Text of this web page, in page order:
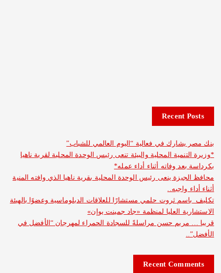
Recent
في فعالية “اليوم العالمي للشباب”
المحلية والبيئة تنعى رئيس الوحدة المحلية لقرية ناهيا
وفاته أثناء أداء عمله*
ينعى رئيس الوحدة المحلية بقرية ناهيا الذي وافته المنية
ثروت حلمي مستشارًا للعلاقات الدبلوماسية وعضوًا بالهيئة
العليا لمنظمة «جاد جمينت يوإن»
حسن مراسلةً للسجادة الحمراء لمهرجان “الأفضل في
Recent